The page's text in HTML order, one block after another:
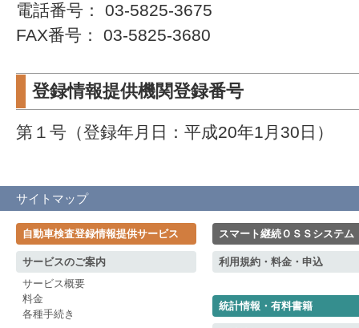
電話番号： 03-5825-3675
FAX番号： 03-5825-3680
登録情報提供機関登録番号
第１号（登録年月日：平成20年1月30日）
サイトマップ
自動車検査登録情報提供サービス
サービスのご案内
サービス概要
料金
各種手続き
スマート継続ＯＳＳシステム
利用規約・料金・申込
統計情報・有料書籍